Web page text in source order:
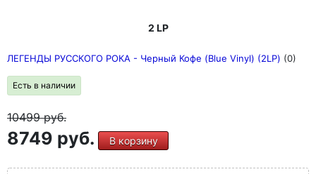
2 LP
ЛЕГЕНДЫ РУССКОГО РОКА - Черный Кофе (Blue Vinyl) (2LP) (0)
Есть в наличии
10499руб.
8749 руб. В корзину